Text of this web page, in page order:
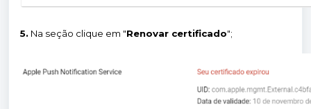
5. Na seção clique em "Renovar certificado";